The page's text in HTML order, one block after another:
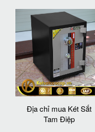
Địa chỉ mua Két Sắt
Tam Điệp